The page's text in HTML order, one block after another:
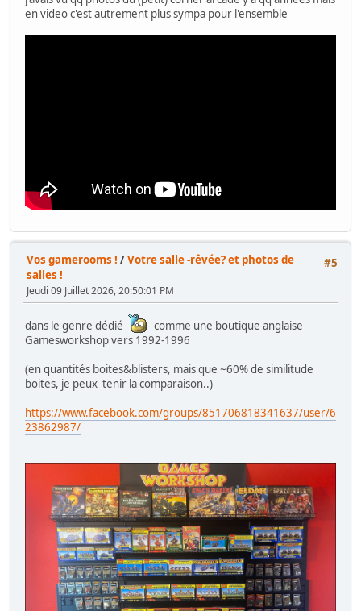
en video c'est autrement plus sympa pour l'ensemble
#5
Vos gamerooms ! /Votre salle -rêvée? et photos de
salles !
Jeudi 09 Juillet 2026, 20:50:01 PM
dans le genre dédié
comme une boutique anglaise
Gamesworkshop vers 1992-1996
(en quantités boites&blisters, mais que ~60% de similitude
boites, je peux tenir la comparaison..)
https://www.facebook.com/groups/851706818341637/user/6
23862987/